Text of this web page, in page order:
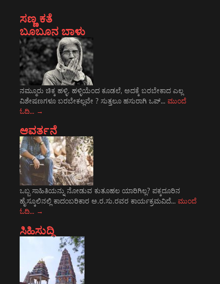
ಸಣ್ಣ ಕತೆ
ಬೂಬೂನ ಬಾಳು
ನಮ್ಮೂರು ಚಿಕ್ಕ ಹಳ್ಳಿ. ಹಳ್ಳಿಯೆಂದ ಕೂಡಲೆ, ಅದಕ್ಕೆ ಬರಬೇಕಾದ ಎಲ್ಲ
ವಿಶೇಷಣಗಳೂ ಬರಬೇಕಲ್ಲವೇ ? ಸುತ್ತಲೂ ಹಸುರಾಗಿ ಒಪ್… ಮುಂದೆ
ಓದಿ… →
ಆವರ್ತನೆ
ಒಬ್ಬ ಸಾಹಿತಿಯನ್ನು ನೋಡುವ ಕುತೂಹಲ ಯಾರಿಗಿಲ್ಲ? ಪಕ್ಕದೂರಿನ
ಹೈಸ್ಕೂಲಿನಲ್ಲಿ ಕಾದಂಬರಿಕಾರ ಅ.ರ.ಸು.ರವರ ಕಾರ್ಯಕ್ರಮವಿದೆ… ಮುಂದೆ
ಓದಿ… →
ಸಿಹಿಸುದ್ದಿ